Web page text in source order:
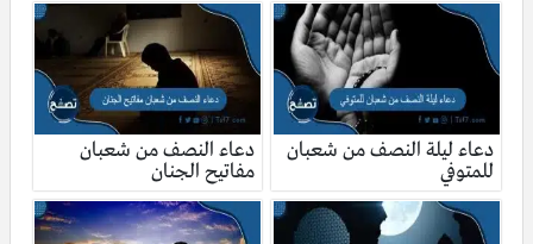
دعاء ليلة النصف من شعبان
للمتوفي
دعاء النصف من شعبان
مفاتيح الجنان